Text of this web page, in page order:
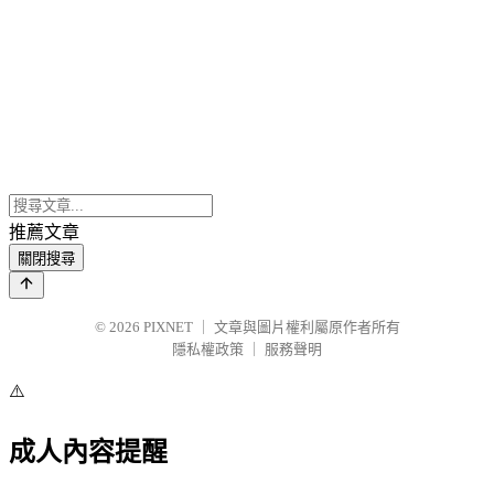
推薦文章
關閉搜尋
© 2026 PIXNET
文章與圖片權利屬原作者所有
隱私權政策
服務聲明
⚠️
成人內容提醒